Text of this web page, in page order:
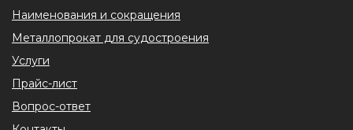
Наименования и сокращения
Металлопрокат для судостроения
Услуги
Прайс-лист
Вопрос-ответ